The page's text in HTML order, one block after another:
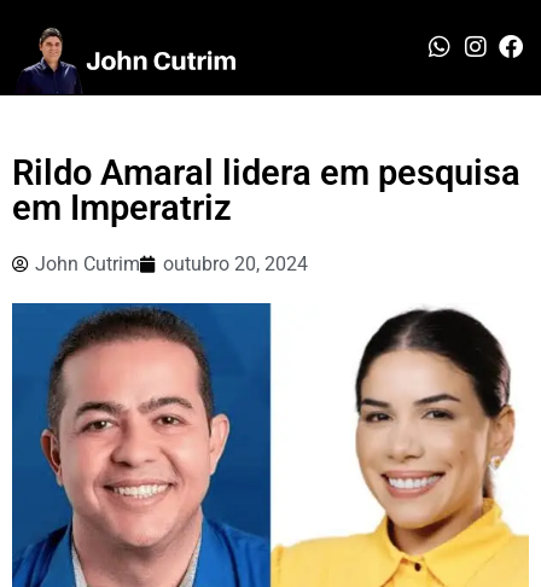
Rildo Amaral lidera em pesquisa
em Imperatriz
John Cutrim outubro 20, 2024